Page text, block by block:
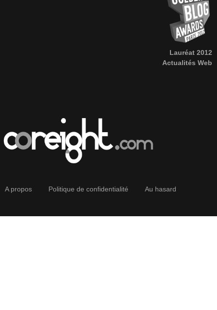
Lauréat 2012
Actualités Web
A propos Politique de confidentialité Au hasard